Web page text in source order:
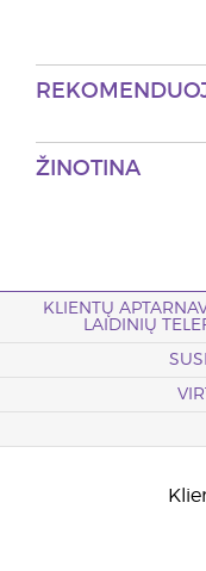
ŽINOTINA
KLIENTŲ
LAIDINIŲ